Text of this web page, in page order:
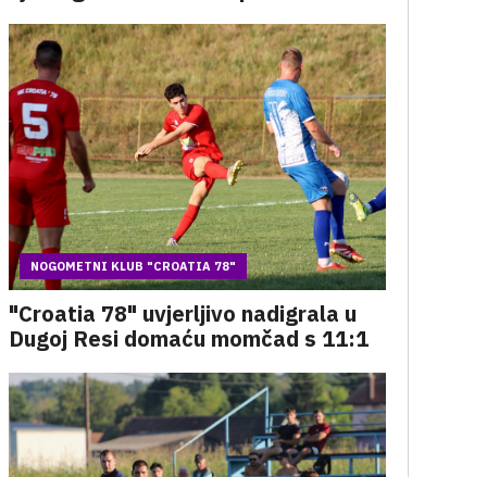
NOGOMETNI KLUB "CROATIA 78"
"Croatia 78" uvjerljivo nadigrala u
Dugoj Resi domaću momčad s 11:1